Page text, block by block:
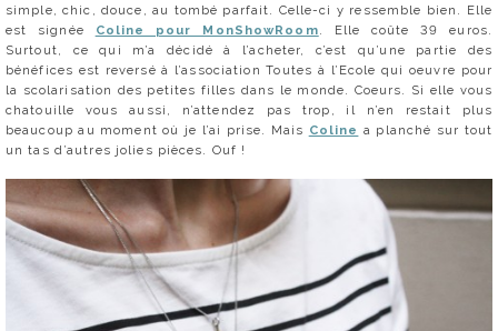
simple, chic, douce, au tombé parfait. Celle-ci y ressemble bien. Elle
est signée Coline pour MonShowRoom. Elle coûte 39 euros.
Surtout, ce qui m’a décidé à l’acheter, c’est qu’une partie des
bénéfices est reversé à l’association Toutes à l’Ecole qui oeuvre pour
la scolarisation des petites filles dans le monde. Coeurs. Si elle vous
chatouille vous aussi, n’attendez pas trop, il n’en restait plus
beaucoup au moment où je l’ai prise. Mais Coline a planché sur tout
un tas d’autres jolies pièces. Ouf !